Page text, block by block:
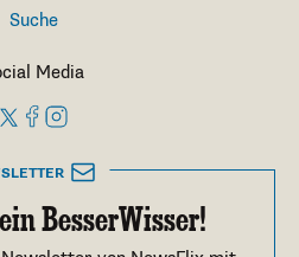
Suche
Media
BesserWisser!